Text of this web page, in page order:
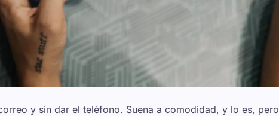
y sin dar el teléfono. Suena a comodidad, y lo es, pero